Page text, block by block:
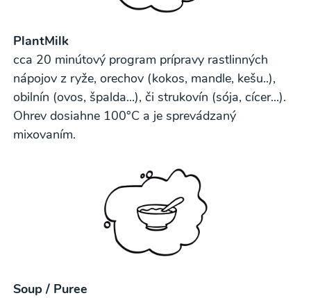
PlantMilk
cca 20 minútový program prípravy rastlinných
nápojov z ryže, orechov (kokos, mandle, kešu..),
obilnín (ovos, špalda...), či strukovín (sója, cícer...).
Ohrev dosiahne 100°C a je sprevádzaný
mixovaním.
Soup / Puree